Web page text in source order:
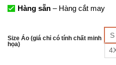
Hàng sẵn– Hàng cắt may
Size Áo (giá chỉ có tính chất minh
họa)
S